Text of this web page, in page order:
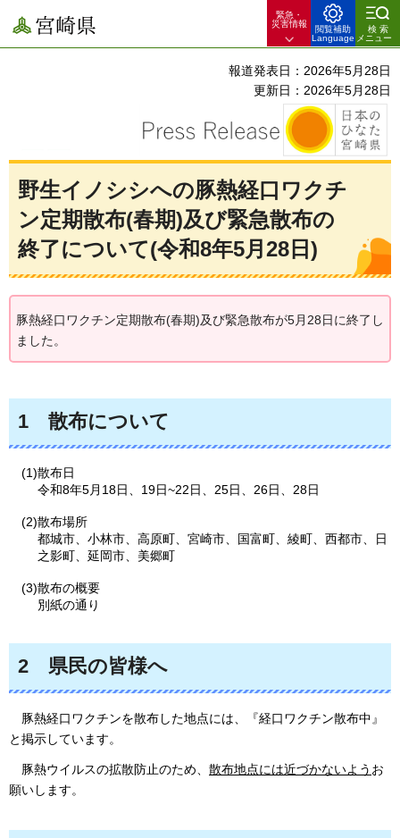
宮崎県
緊急・
災害情報
閲覧補助
Language
検索
メニュー
報道発表日：2026年5月28日
更新日：2026年5月28日
野生イノシシへの豚熱経口ワクチ
ン定期散布(春期)及び緊急散布の
終了について(令和8年5月28日)
豚熱経口ワクチン定期散布(春期)及び緊急散布が5月28日に終了し
ました。
1 散布について
(1)散布日
令和8年5月18日、19日~22日、25日、26日、28日
(2)散布場所
都城市、小林市、高原町、宮崎市、国富町、綾町、西都市、日
之影町、延岡市、美郷町
(3)散布の概要
別紙の通り
2 県民の皆様へ
豚熱経口ワクチンを散布した地点には、『経口ワクチン散布中』
と掲示しています。
豚熱ウイルスの拡散防止のため、 散布地点には近づかないよう お
願いします。